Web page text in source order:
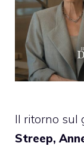
Il ritorno sul
Streep,